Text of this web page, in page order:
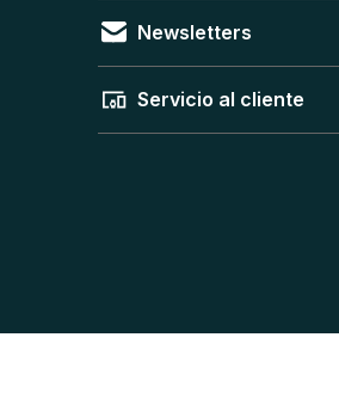
Newsletters
Servicio al cliente